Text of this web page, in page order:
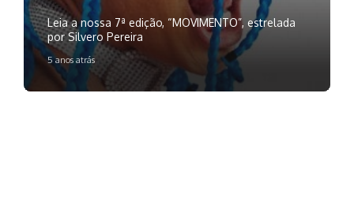
Leia a nossa 7ª edição, “MOVIMENTO”, estrelada
por Silvero Pereira
5 anos atrás